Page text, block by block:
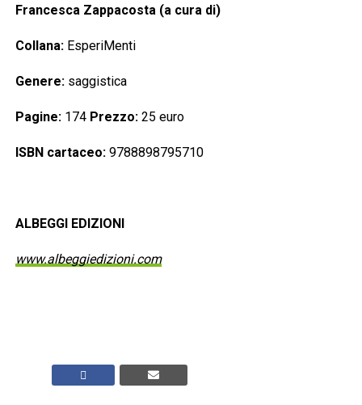
Francesca Zappacosta (a cura di)
Collana:EsperiMenti
Genere:saggistica
Pagine:174 Prezzo:25 euro
ISBN cartaceo:9788898795710
ALBEGGI EDIZIONI
www.albeggiedizioni.com